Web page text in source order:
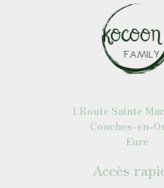
1 Route Sainte
Conches-en-
Eure
Accès